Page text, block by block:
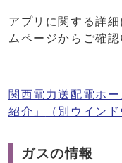
アプリに関する詳
ムページからご確認
関西電力送配電ホ
紹介」
（別ウイン
ガスの情報